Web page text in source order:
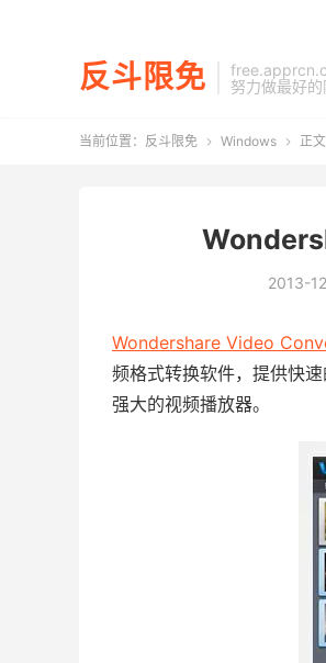
反斗限免
努力做最好
当前位置： 反斗限免  Windows  正文
2013-
Wondershare Video
频格式转换软件，提供快
强大的视频播放器。